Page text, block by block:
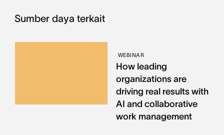
Sumber daya terkait
WEBINAR
How leading
organizations are
driving real results with
AI and collaborative
work management